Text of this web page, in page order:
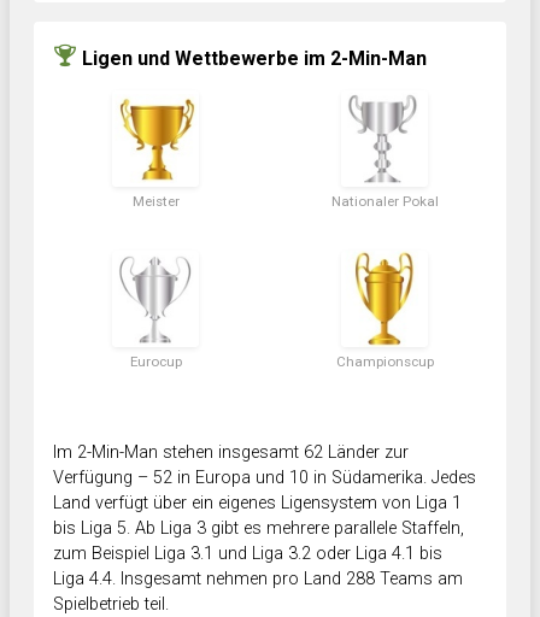
Ligen und Wettbewerbe im 2-Min-Man
Meister Nationaler Pokal
Eurocup Championscup
Im 2-Min-Man stehen insgesamt 62 Länder zur
Verfügung – 52 in Europa und 10 in Südamerika. Jedes
Land verfügt über ein eigenes Ligensystem von Liga 1
bis Liga 5. Ab Liga 3 gibt es mehrere parallele Staffeln,
zum Beispiel Liga 3.1 und Liga 3.2 oder Liga 4.1 bis
Liga 4.4. Insgesamt nehmen pro Land 288 Teams am
Spielbetrieb teil.